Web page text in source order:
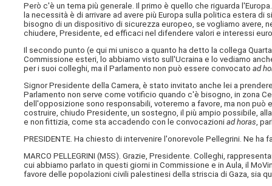
Però c'è un tema più generale. Il primo è quello che riguarda
la necessità è di arrivare ad avere più Europa sulla politica estera di
bisogno di un dispositivo di sicurezza europeo, se vogliamo avere,
chiudere, Presidente, ed efficaci nel difendere valori e interessi
Il secondo punto (e qui mi unisco a quanto ha detto la collega
Commissione esteri, lo abbiamo visto sull'Ucraina e lo vediamo
per i suoi colleghi, ma il Parlamento non può essere convocatoad
Signor Presidente della Camera, è stato invitato anche lei a
Parlamento non serve come votificio quando c'è bisogno, in zona
dell'opposizione sono responsabili, voteremo a favore, ma non
costruire, chiudo Presidente, un sostegno, il più ampio possibile,
e non fittizia, come sta accadendo con le convocazioniad horas,
PRESIDENTE. Ha chiesto di intervenire l'onorevole Pellegrini. Ne ha
MARCO PELLEGRINI (M5S). Grazie, Presidente. Colleghi,
cui abbiamo parlato in questi giorni in Commissione e in Aula, il
favore delle popolazioni civili palestinesi della striscia di Gaza, sia